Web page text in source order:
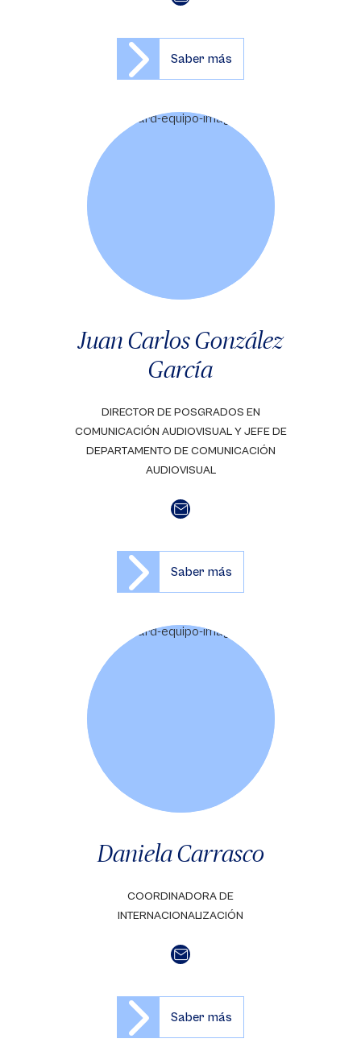
Saber más
Juan Carlos González
García
DIRECTOR DE POSGRADOS EN
COMUNICACIÓN AUDIOVISUAL Y JEFE DE
DEPARTAMENTO DE COMUNICACIÓN
AUDIOVISUAL
Saber más
Daniela Carrasco
COORDINADORA DE
INTERNACIONALIZACIÓN
Saber más